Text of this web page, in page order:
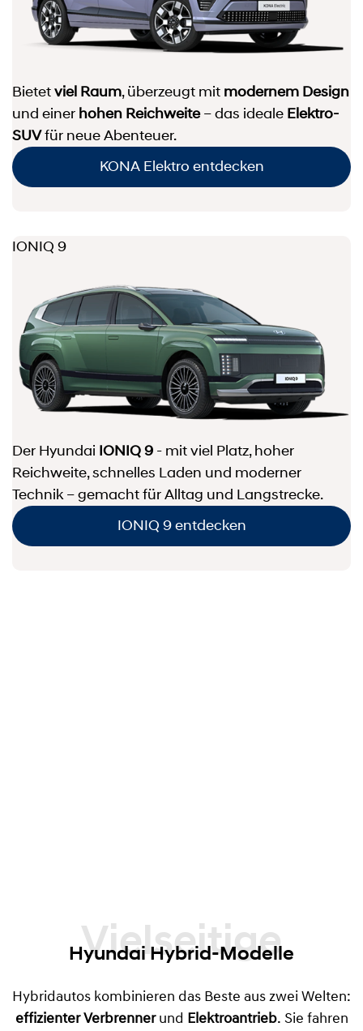
Bietetviel Raum, überzeugt mit modernem Design
und einer hohen Reichweite– das ideale Elektro-
SUVfür neue Abenteuer.
KONA Elektro entdecken
IONIQ 9
Der Hyundai IONIQ 9 - mit viel Platz, hoher
Reichweite, schnelles Laden und moderner
Technik – gemacht für Alltag und Langstrecke.
IONIQ 9 entdecken
Vielseitige
Hyundai Hybrid-Modelle
Hybridautos kombinieren das Beste aus zwei Welten:
effizienter Verbrennerund Elektroantrieb. Sie fahren